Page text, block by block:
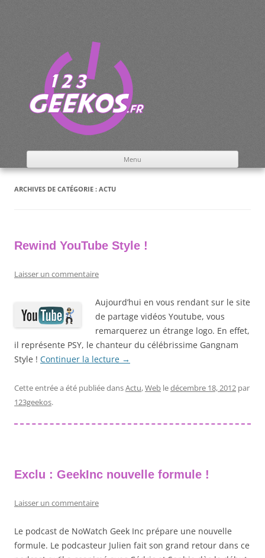
Menu
ARCHIVES DE CATÉGORIE : ACTU
Rewind YouTube Style !
Laisser un commentaire
Aujourd’hui en vous rendant sur le site
de partage vidéos Youtube, vous
remarquerez un étrange logo. En effet,
il représente PSY, le chanteur du célébrissime Gangnam
Style ! Continuer la lecture →
Cette entrée a été publiée dansActu,Web ledécembre 18, 2012 par
123geekos.
Exclu : GeekInc nouvelle formule !
Laisser un commentaire
Le podcast de NoWatch Geek Inc prépare une nouvelle
formule. Le podcasteur Julien fait son grand retour dans ce